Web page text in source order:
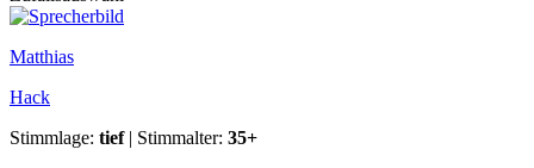
Matthias
Hack
Stimmlage: tief | Stimmalter: 35+